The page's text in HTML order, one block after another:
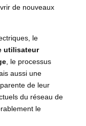
de nouveaux
le
utilisateur
, le processus
aussi une
de leur
du réseau de
le